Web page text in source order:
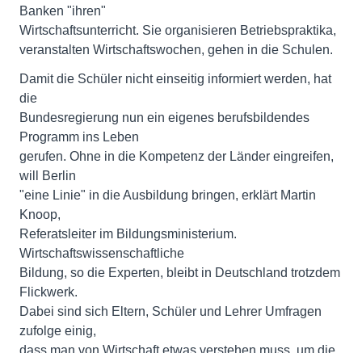
Banken "ihren"
Wirtschaftsunterricht. Sie organisieren Betriebspraktika,
veranstalten Wirtschaftswochen, gehen in die Schulen.
Damit die Schüler nicht einseitig informiert werden, hat
die
Bundesregierung nun ein eigenes berufsbildendes
Programm ins Leben
gerufen. Ohne in die Kompetenz der Länder eingreifen,
will Berlin
"eine Linie" in die Ausbildung bringen, erklärt Martin
Knoop,
Referatsleiter im Bildungsministerium.
Wirtschaftswissenschaftliche
Bildung, so die Experten, bleibt in Deutschland trotzdem
Flickwerk.
Dabei sind sich Eltern, Schüler und Lehrer Umfragen
zufolge einig,
dass man von Wirtschaft etwas verstehen muss, um die